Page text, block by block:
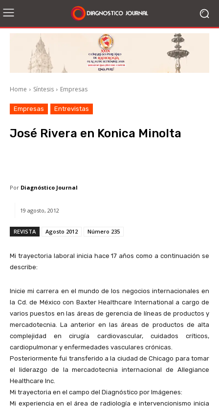
Home Síntesis Empresas
Empresas Entrevistas
José Rivera en Konica Minolta
Por Diagnóstico Journal
19 agosto, 2012
REVISTA Agosto 2012 Número 235
Mi trayectoria laboral inicia hace 17 años como a continuación se
describe:
Inicie mi carrera en el mundo de los negocios internacionales en
la Cd. de México con Baxter Healthcare International a cargo de
varios puestos en las áreas de gerencia de líneas de productos y
mercadotecnia. La anterior en las áreas de productos de alta
complejidad en cirugía cardiovascular, cuidados críticos,
cardiopulmonar y enfermedades vasculares crónicas.
Posteriormente fui transferido a la ciudad de Chicago para tomar
el liderazgo de la mercadotecnia internacional de Allegiance
Healthcare Inc.
Mi trayectoria en el campo del Diagnóstico por Imágenes:
Mi experiencia en el área de radiología e intervencionismo inicia